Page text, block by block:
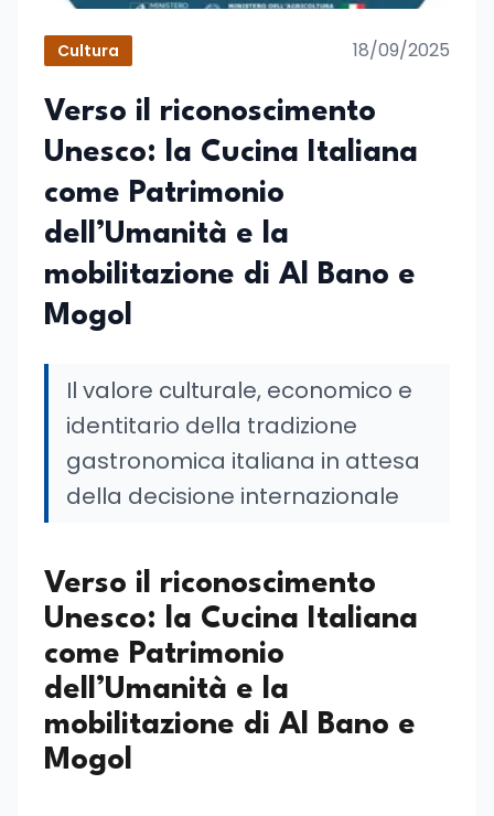
Cultura 18/09/2025
Verso il riconoscimento
Unesco: la Cucina Italiana
come Patrimonio
dell’Umanità e la
mobilitazione di Al Bano e
Mogol
Il valore culturale, economico e
identitario della tradizione
gastronomica italiana in attesa
della decisione internazionale
Verso il riconoscimento
Unesco: la Cucina Italiana
come Patrimonio
dell’Umanità e la
mobilitazione di Al Bano e
Mogol